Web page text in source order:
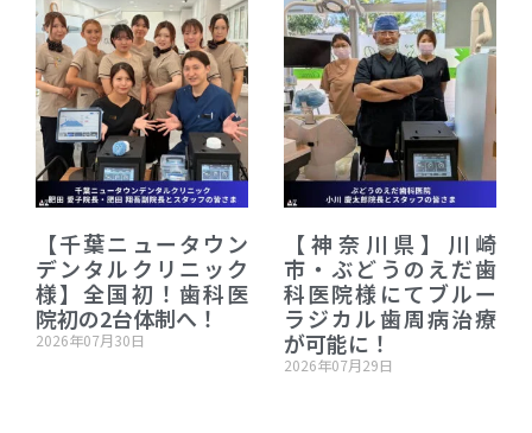
【千葉ニュータウン
デンタルクリニック
様】全国初！歯科医
院初の2台体制へ！
2026年07月30日
【神奈川県】川崎
市・ぶどうのえだ歯
科医院様にてブルー
ラジカル歯周病治療
が可能に！
2026年07月29日